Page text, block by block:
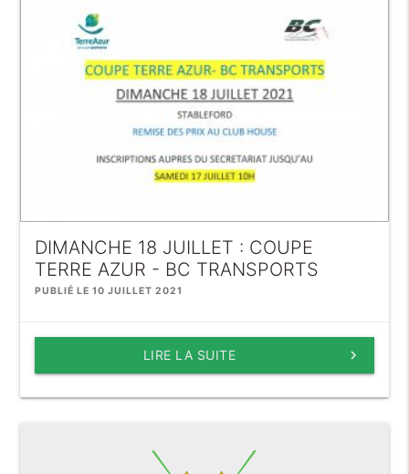
DIMANCHE 18 JUILLET : COUPE
TERRE AZUR - BC TRANSPORTS
PUBLIÉ LE 10 JUILLET 2021
keyboard_arrow_right
LIRE LA SUITE